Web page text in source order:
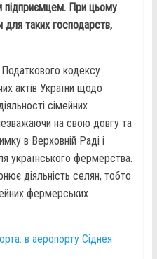
підприємцем. При цьому
для таких господарств,
кодексу
актів України щодо
сімейних
на свою довгу та
в Верховній Раді і
українського фермерства.
діяльність селян, тобто
фермерських
в аеропорту Сіднея